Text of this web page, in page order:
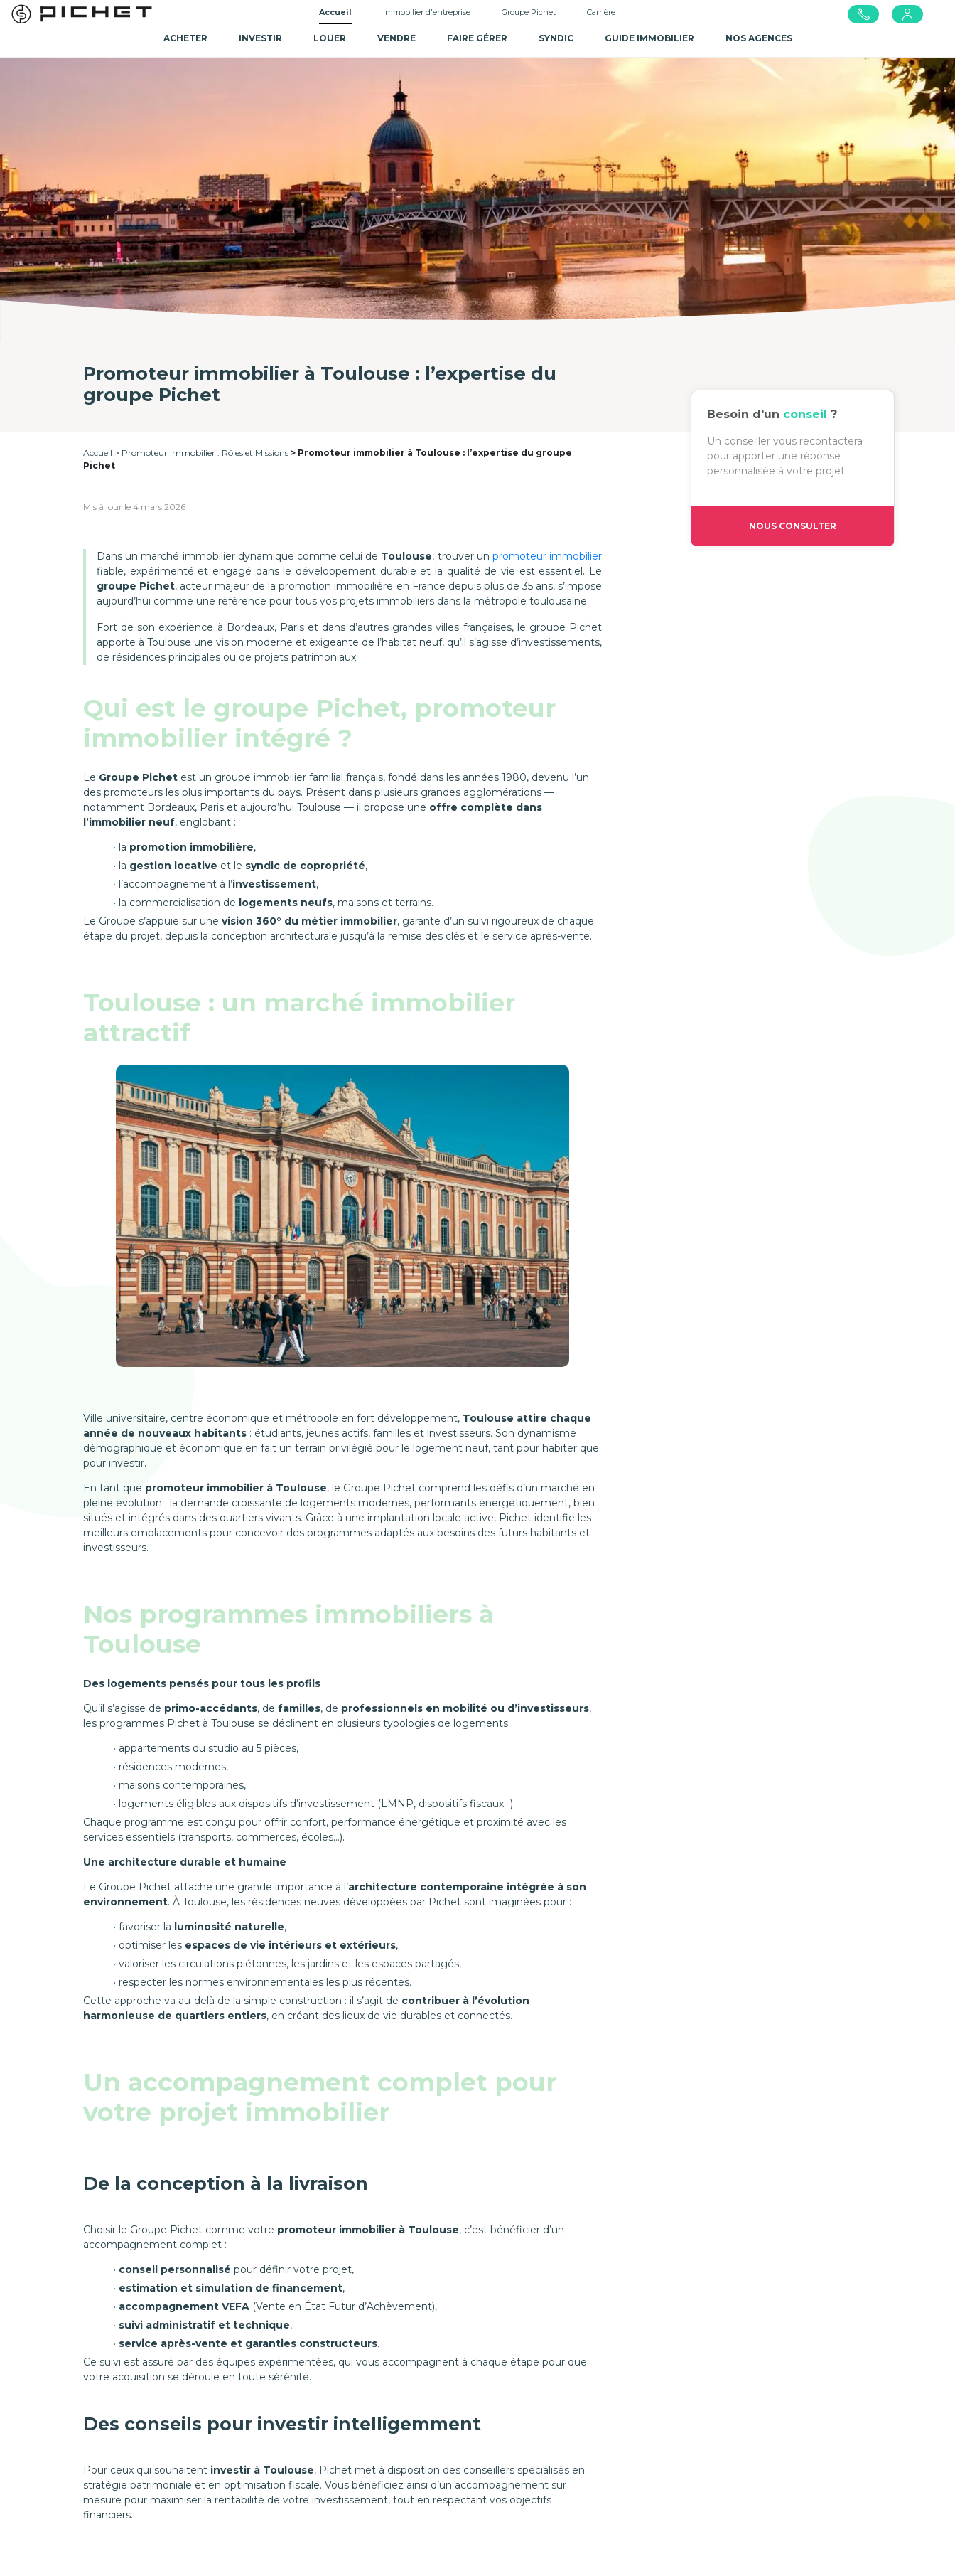
Accueil Immobilier d'entreprise Groupe Pichet Carrière
ACHETER INVESTIR LOUER VENDRE FAIRE GÉRER SYNDIC GUIDE IMMOBILIER NOS AGENCES
Promoteur immobilier à Toulouse : l’expertise du
groupe Pichet
Accueil Promoteur Immobilier : Rôles et Missions
Promoteur immobilier à Toulouse : l’expertise du groupe
Pichet
Mis à jour le 4 mars 2026
Dans un marché immobilier dynamique comme celui de Toulouse, trouver un promoteur immobilier
fiable, expérimenté et engagé dans le développement durable et la qualité de vie est essentiel. Le
groupe Pichet, acteur majeur de la promotion immobilière en France depuis plus de 35 ans, s’impose
aujourd’hui comme une référence pour tous vos projets immobiliers dans la métropole toulousaine.
Fort de son expérience à Bordeaux, Paris et dans d’autres grandes villes françaises, le groupe Pichet
apporte à Toulouse une vision moderne et exigeante de l’habitat neuf, qu’il s’agisse d’investissements,
de résidences principales ou de projets patrimoniaux.
Qui est le groupe Pichet, promoteur
immobilier intégré ?
Le Groupe Pichet est un groupe immobilier familial français, fondé dans les années 1980, devenu l’un
des promoteurs les plus importants du pays. Présent dans plusieurs grandes agglomérations —
notamment Bordeaux, Paris et aujourd’hui Toulouse — il propose une offre complète dans
l’immobilier neuf, englobant :
la promotion immobilière,
la gestion locative et le syndic de copropriété,
l’accompagnement à l’investissement,
la commercialisation de logements neufs, maisons et terrains.
Le Groupe s’appuie sur une vision 360° du métier immobilier, garante d’un suivi rigoureux de chaque
étape du projet, depuis la conception architecturale jusqu’à la remise des clés et le service après-vente.
Toulouse : un marché immobilier
attractif
Ville universitaire, centre économique et métropole en fort développement, Toulouse attire chaque
année de nouveaux habitants : étudiants, jeunes actifs, familles et investisseurs. Son dynamisme
démographique et économique en fait un terrain privilégié pour le logement neuf, tant pour habiter que
pour investir.
En tant que promoteur immobilier à Toulouse, le Groupe Pichet comprend les défis d’un marché en
pleine évolution : la demande croissante de logements modernes, performants énergétiquement, bien
situés et intégrés dans des quartiers vivants. Grâce à une implantation locale active, Pichet identifie les
meilleurs emplacements pour concevoir des programmes adaptés aux besoins des futurs habitants et
investisseurs.
Nos programmes immobiliers à
Toulouse
Des logements pensés pour tous les profils
Qu’il s’agisse de primo-accédants, de familles, de professionnels en mobilité ou d’investisseurs,
les programmes Pichet à Toulouse se déclinent en plusieurs typologies de logements :
appartements du studio au 5 pièces,
résidences modernes,
maisons contemporaines,
logements éligibles aux dispositifs d’investissement (LMNP, dispositifs fiscaux…).
Chaque programme est conçu pour offrir confort, performance énergétique et proximité avec les
services essentiels (transports, commerces, écoles…).
Une architecture durable et humaine
Le Groupe Pichet attache une grande importance à l’architecture contemporaine intégrée à son
environnement. À Toulouse, les résidences neuves développées par Pichet sont imaginées pour :
favoriser la luminosité naturelle,
optimiser les espaces de vie intérieurs et extérieurs,
valoriser les circulations piétonnes, les jardins et les espaces partagés,
respecter les normes environnementales les plus récentes.
Cette approche va au-delà de la simple construction : il s’agit de contribuer à l’évolution
harmonieuse de quartiers entiers, en créant des lieux de vie durables et connectés.
Un accompagnement complet pour
votre projet immobilier
De la conception à la livraison
Choisir le Groupe Pichet comme votre promoteur immobilier à Toulouse, c’est bénéficier d’un
accompagnement complet :
conseil personnalisé pour définir votre projet,
estimation et simulation de financement,
accompagnement VEFA (Vente en État Futur d’Achèvement),
suivi administratif et technique,
service après-vente et garanties constructeurs.
Ce suivi est assuré par des équipes expérimentées, qui vous accompagnent à chaque étape pour que
votre acquisition se déroule en toute sérénité.
Des conseils pour investir intelligemment
Pour ceux qui souhaitent investir à Toulouse, Pichet met à disposition des conseillers spécialisés en
stratégie patrimoniale et en optimisation fiscale. Vous bénéficiez ainsi d’un accompagnement sur
mesure pour maximiser la rentabilité de votre investissement, tout en respectant vos objectifs
financiers.
Besoin d'un conseil ?
Un conseiller vous recontactera
pour apporter une réponse
personnalisée à votre projet